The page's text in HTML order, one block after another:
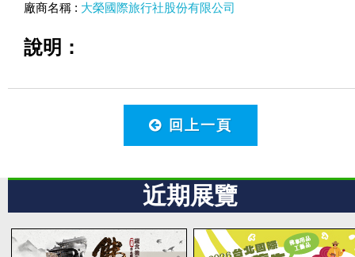
廠商名稱 : 大榮國際旅行社股份有限公司
說明：
回上一頁
近期展覽